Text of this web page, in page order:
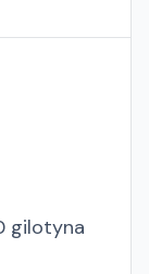
gilotyna